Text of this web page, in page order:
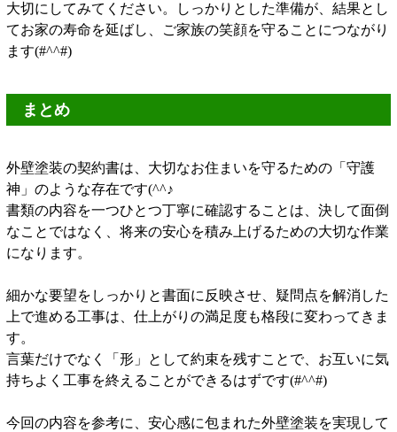
大切にしてみてください。しっかりとした準備が、結果とし
てお家の寿命を延ばし、ご家族の笑顔を守ることにつながり
ます(#^^#)
まとめ
外壁塗装の契約書は、大切なお住まいを守るための「守護
神」のような存在です(^^♪
書類の内容を一つひとつ丁寧に確認することは、決して面倒
なことではなく、将来の安心を積み上げるための大切な作業
になります。
細かな要望をしっかりと書面に反映させ、疑問点を解消した
上で進める工事は、仕上がりの満足度も格段に変わってきま
す。
言葉だけでなく「形」として約束を残すことで、お互いに気
持ちよく工事を終えることができるはずです(#^^#)
今回の内容を参考に、安心感に包まれた外壁塗装を実現して